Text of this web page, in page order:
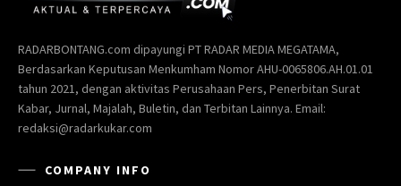
RADARBONTANG.com dipayungi PT RADAR MEDIA MEGATAMA,
Berdasarkan Keputusan Menkumham Nomor AHU-0065806.AH.01.01
tahun 2021, dengan aktivitas Perusahaan Pers, Penerbitan Surat
Kabar, Jurnal, Majalah, Buletin, dan Terbitan Lainnya. Email:
redaksi@radarkukar.com
COMPANY INFO